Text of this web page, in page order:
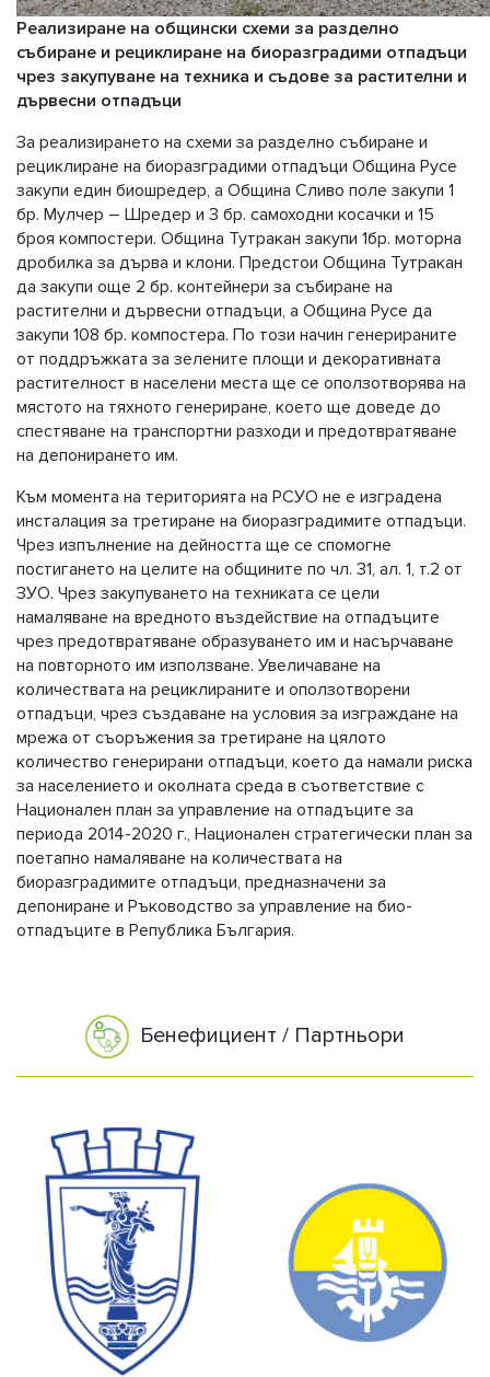
Реализиране на общински схеми за разделно
събиране и рециклиране на биоразградими отпадъци
чрез закупуване на техника и съдове за растителни и
дървесни отпадъци
За реализирането на схеми за разделно събиране и
рециклиране на биоразградими отпадъци Община Русе
закупи един биошредер, а Община Сливо поле закупи 1
бр. Мулчер – Шредер и 3 бр. самоходни косачки и 15
броя компостери. Община Тутракан закупи 1бр. моторна
дробилка за дърва и клони. Предстои Община Тутракан
да закупи още 2 бр. контейнери за събиране на
растителни и дървесни отпадъци, а Община Русе да
закупи 108 бр. компостера. По този начин генерираните
от поддръжката за зелените площи и декоративната
растителност в населени места ще се оползотворява на
мястото на тяхното генериране, което ще доведе до
спестяване на транспортни разходи и предотвратяване
на депонирането им.
Към момента на територията на РСУО не е изградена
инсталация за третиране на биоразградимите отпадъци.
Чрез изпълнение на дейността ще се спомогне
постигането на целите на общините по чл. 31, ал. 1, т.2 от
ЗУО. Чрез закупуването на техниката се цели
намаляване на вредното въздействие на отпадъците
чрез предотвратяване образуването им и насърчаване
на повторното им използване. Увеличаване на
количествата на рециклираните и оползотворени
отпадъци, чрез създаване на условия за изграждане на
мрежа от съоръжения за третиране на цялото
количество генерирани отпадъци, което да намали риска
за населението и околната среда в съответствие с
Национален план за управление на отпадъците за
периода 2014-2020 г., Национален стратегически план за
поетапно намаляване на количествата на
биоразградимите отпадъци, предназначени за
депониране и Ръководство за управление на био-
отпадъците в Република България.
Бенефициент / Партньори